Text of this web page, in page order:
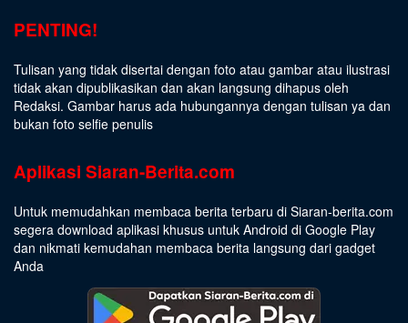
PENTING!
Tulisan yang tidak disertai dengan foto atau gambar atau ilustrasi
tidak akan dipublikasikan dan akan langsung dihapus oleh
Redaksi. Gambar harus ada hubungannya dengan tulisan ya dan
bukan foto selfie penulis
Aplikasi Siaran-Berita.com
Untuk memudahkan membaca berita terbaru di Siaran-berita.com
segera download aplikasi khusus untuk Android di Google Play
dan nikmati kemudahan membaca berita langsung dari gadget
Anda